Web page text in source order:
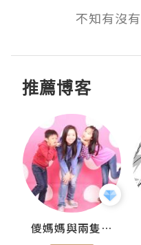
不知有沒
推薦博客
儍媽媽與兩隻小魔怪之家